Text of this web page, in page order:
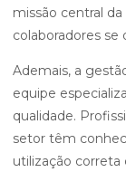
missão central
colaboradores
Ademais, a
equipe
qualidade.
setor têm
utilização